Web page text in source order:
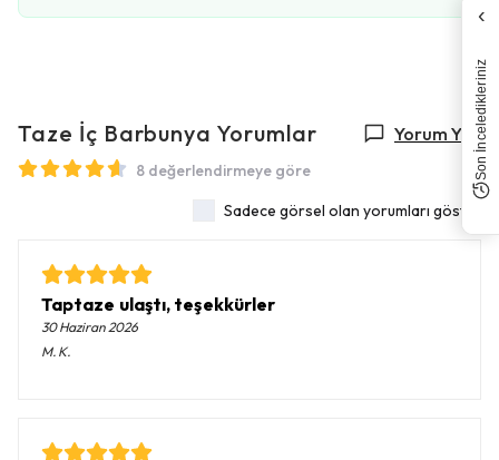
Taze İç Barbunya Yorumlar Yorum Yap
8 değerlendirmeye göre
Sadece görsel olan yorumları göster
Taptaze ulaştı, teşekkürler
30 Haziran 2026
M. K.
‹
Son İnceledikleriniz